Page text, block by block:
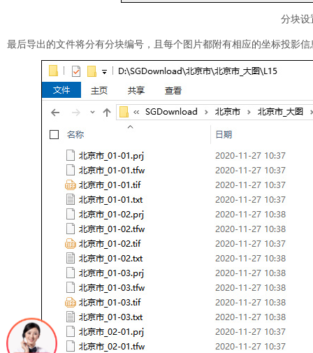
分块设
最后导出的文件将分有分块编号，且每个图片都附有相应的坐标投影